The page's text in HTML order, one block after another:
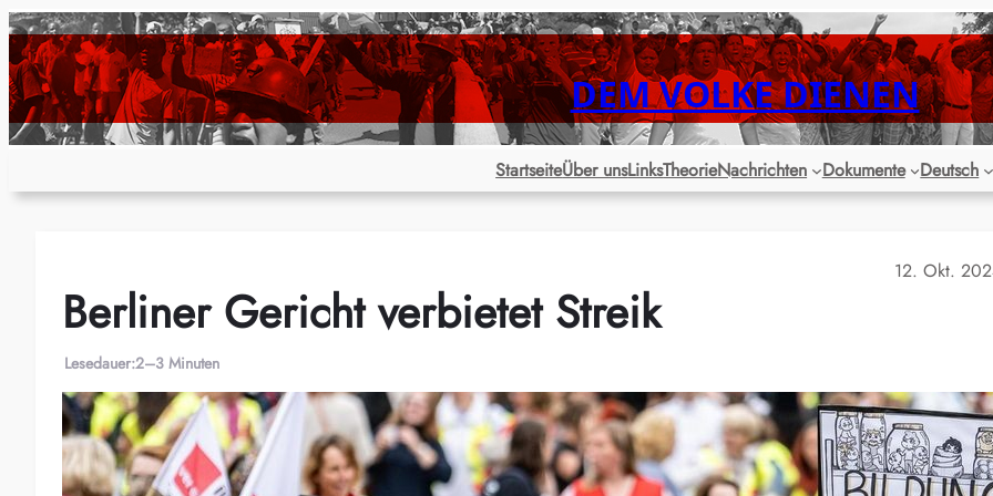
Zum
Inhalt
springen
DEM VOLKE DIENEN
StartseiteÜber unsLinksTheorieNachrichten Dokumente Deutsch
12. Okt.
Berliner Gericht verbietet Streik
Lesedauer:2–3 Minuten